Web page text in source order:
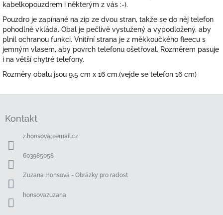
kabelkopouzdrem i některým z vás :-).
Pouzdro je zapínané na zip ze dvou stran, takže se do něj telefon
pohodlně vkládá. Obal je pečlivě vystužený a vypodložený, aby
plnil ochranou funkci. Vnitřní strana je z měkkoučkého fleecu s
jemným vlasem, aby povrch telefonu ošetřoval. Rozměrem pasuje
i na větší chytré telefony.
Rozměry obalu jsou 9,5 cm x 16 cm.(vejde se telefon 16 cm)
Kontakt
z.honsova@email.cz
603985058
Zuzana Honsová - Obrázky pro radost
honsovazuzana